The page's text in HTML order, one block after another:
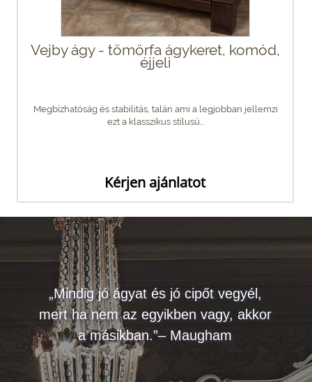
Vejby ágy - tömörfa ágykeret, komód,
éjjeli
Megbízhatóság és stabilitás, talán ami a legjobban jellemzi
ezt a klasszikus stílusú...
Kérjen ajánlatot
„Mindig jó ágyat és jó cipőt vegyél,
mert ha nem az egyikben vagy, akkor
a másikban.”– Maugham